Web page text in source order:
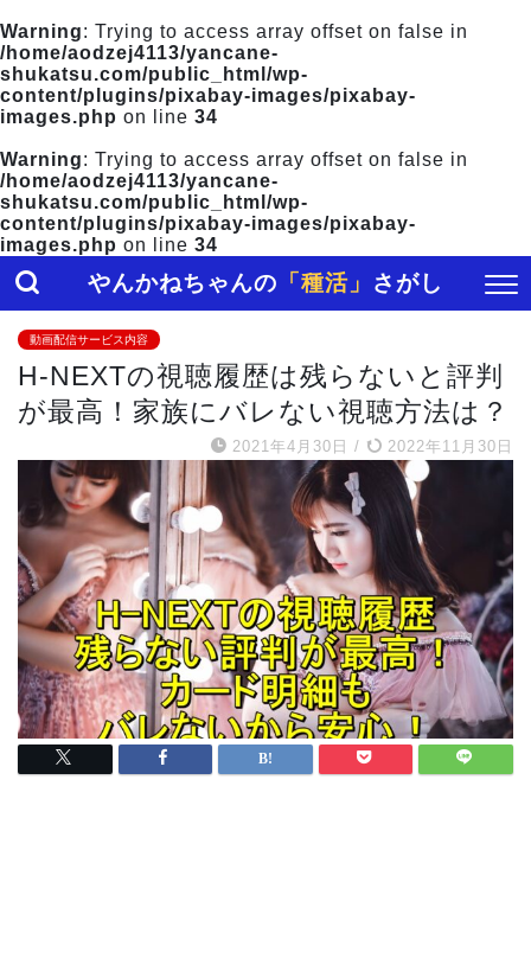
Warning: Trying to access array offset on false in
/home/aodzej4113/yancane-
shukatsu.com/public_html/wp-
content/plugins/pixabay-images/pixabay-
images.php on line 34
Warning: Trying to access array offset on false in
/home/aodzej4113/yancane-
shukatsu.com/public_html/wp-
content/plugins/pixabay-images/pixabay-
images.php on line 34
やんかねちゃんの 「種活」 さがし
動画配信サービス内容
H-NEXTの視聴履歴は残らないと評判
が最高！家族にバレない視聴方法は？
2021年4月30日 / 2022年11月30日